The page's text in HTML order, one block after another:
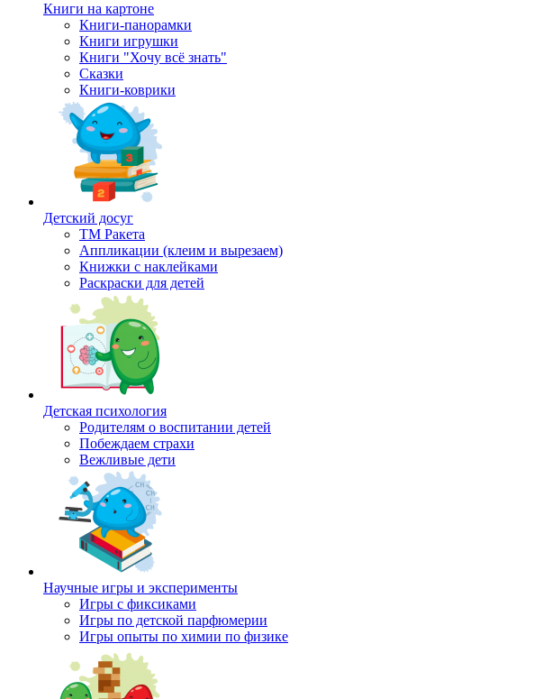
Книги на картоне
Книги-панорамки
Книги игрушки
Книги "Хочу всё знать"
Сказки
Книги-коврики
Детский досуг
ТМ Ракета
Аппликации (клеим и вырезаем)
Книжки с наклейками
Раскраски для детей
Детская психология
Родителям о воспитании детей
Побеждаем страхи
Вежливые дети
Научные игры и эксперименты
Игры с фиксиками
Игры по детской парфюмерии
Игры опыты по химии по физике